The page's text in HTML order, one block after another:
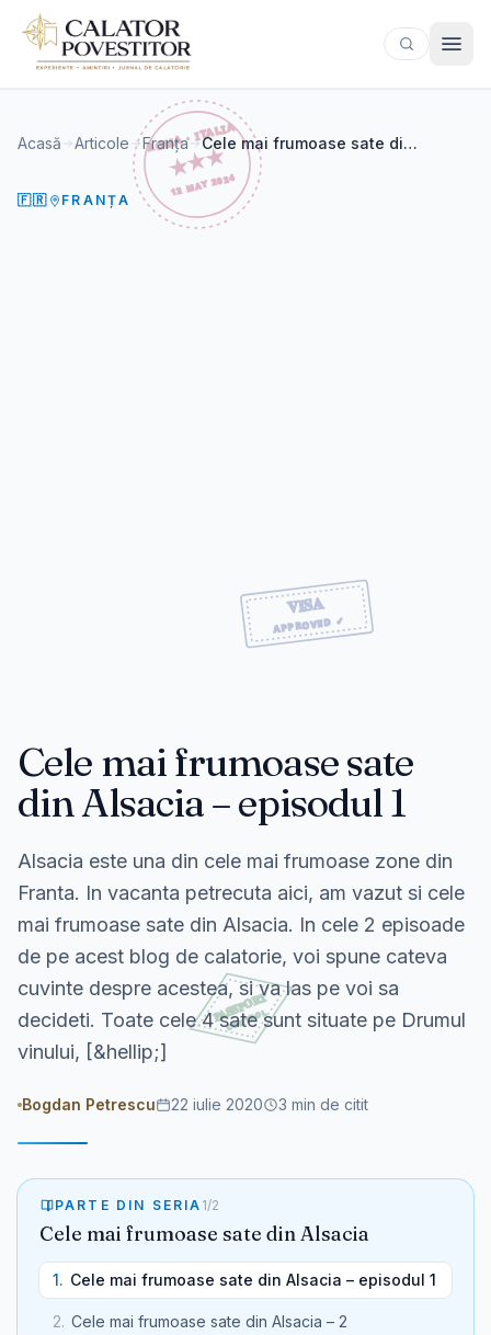
Sari la conținut
Acasă Articole Franța Cele mai frumoase sate din Alsacia – episodul 1
🇫🇷 FRANȚA
Cele mai frumoase sate
din Alsacia – episodul 1
Alsacia este una din cele mai frumoase zone din
Franta. In vacanta petrecuta aici, am vazut si cele
mai frumoase sate din Alsacia. In cele 2 episoade
de pe acest blog de calatorie, voi spune cateva
cuvinte despre acestea, si va las pe voi sa
decideti. Toate cele 4 sate sunt situate pe Drumul
vinului, [&hellip;]
Bogdan Petrescu 22 iulie 2020 3 min de citit
PARTE DIN SERIA 1/2
Cele mai frumoase sate din Alsacia
1. Cele mai frumoase sate din Alsacia – episodul 1
2. Cele mai frumoase sate din Alsacia – 2